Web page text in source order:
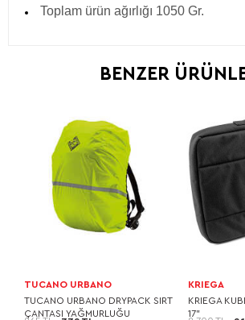
Toplam ürün ağırlığı 1050 Gr.
BENZER
TUCANO URBANO
TUCANO URBANO DRYPACK SIRT
ÇANTASI YAĞMURLUĞU
KRIEGA
KRIEGA
17"